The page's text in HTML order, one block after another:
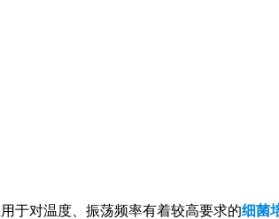
于对温度、振荡频率有着较高要求的细菌